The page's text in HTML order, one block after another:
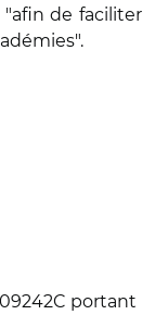
"afin de faciliter
portant